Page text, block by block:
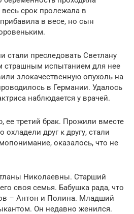
срок пролежала в
в весе, но сын
стали преследовать Светлану
страшным испытанием для нее
злокачественную опухоль на
в Германии. Удалось
наблюдается у врачей.
ее третий брак. Прожили вместе
охладели друг к другу, стали
оказалось, что не
Николаевны. Старший
своя семья. Бабушка рада, что
– Антон и Полина. Младший
Он недавно женился.